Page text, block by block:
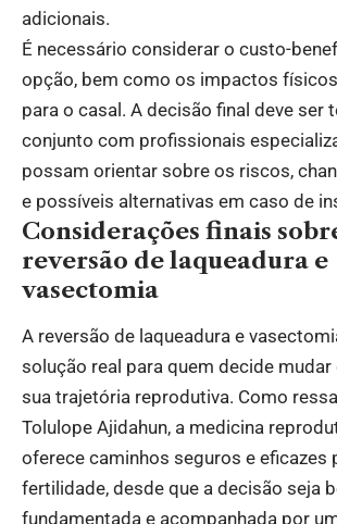
adicionais.
É necessário considerar o custo-
opção, bem como os impactos
para o casal. A decisão final deve ser
conjunto com profissionais
possam orientar sobre os riscos,
e possíveis alternativas em caso de
Considerações finais
reversão de laqueadura e
vasectomia
A reversão de laqueadura e
solução real para quem decide mudar
sua trajetória reprodutiva. Como
Tolulope Ajidahun, a medicina
oferece caminhos seguros e eficazes
fertilidade, desde que a decisão seja
fundamentada e acompanhada por